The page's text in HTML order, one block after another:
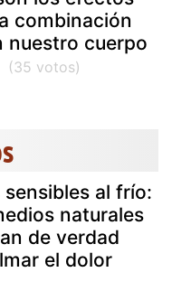
combinación
nuestro cuerpo
sensibles al frío:
naturales
de verdad
el dolor